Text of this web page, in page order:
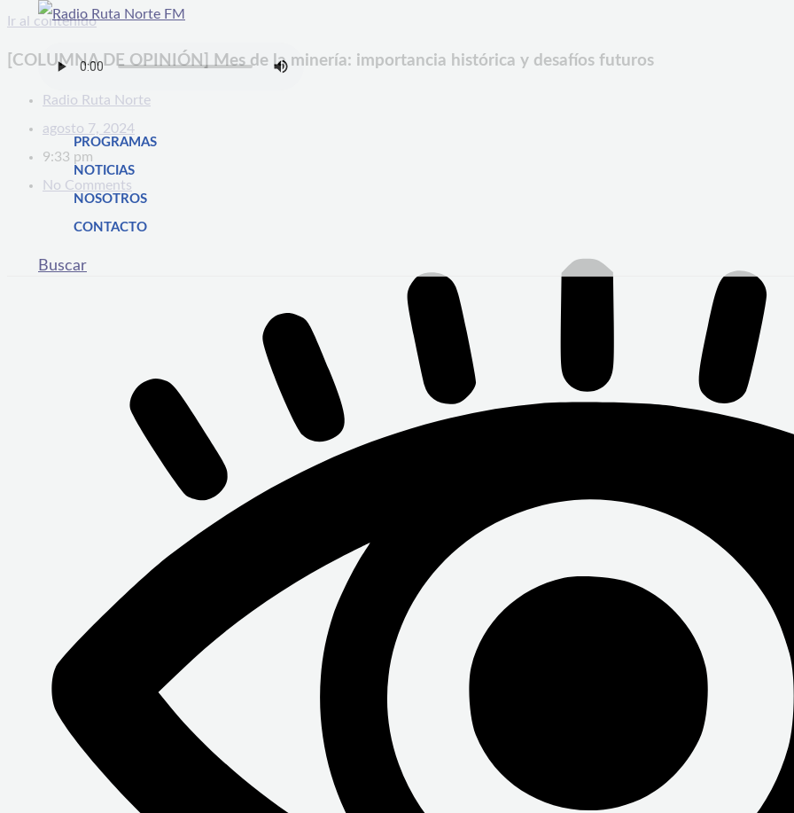
Ir al contenido
PROGRAMAS
NOTICIAS
NOSOTROS
CONTACTO
Buscar
[COLUMNA DE OPINIÓN] Mes de la minería: importancia histórica y desafíos futuros
Radio Ruta Norte
agosto 7, 2024
9:33 pm
No Comments